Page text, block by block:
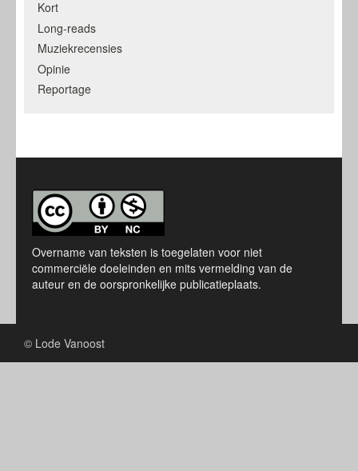
Kort
Long-reads
Muziekrecensies
Opinie
Reportage
Overname van teksten is toegelaten voor niet
commerciële doeleinden en mits vermelding van de
auteur en de oorspronkelijke publicatieplaats.
© Lode Vanoost